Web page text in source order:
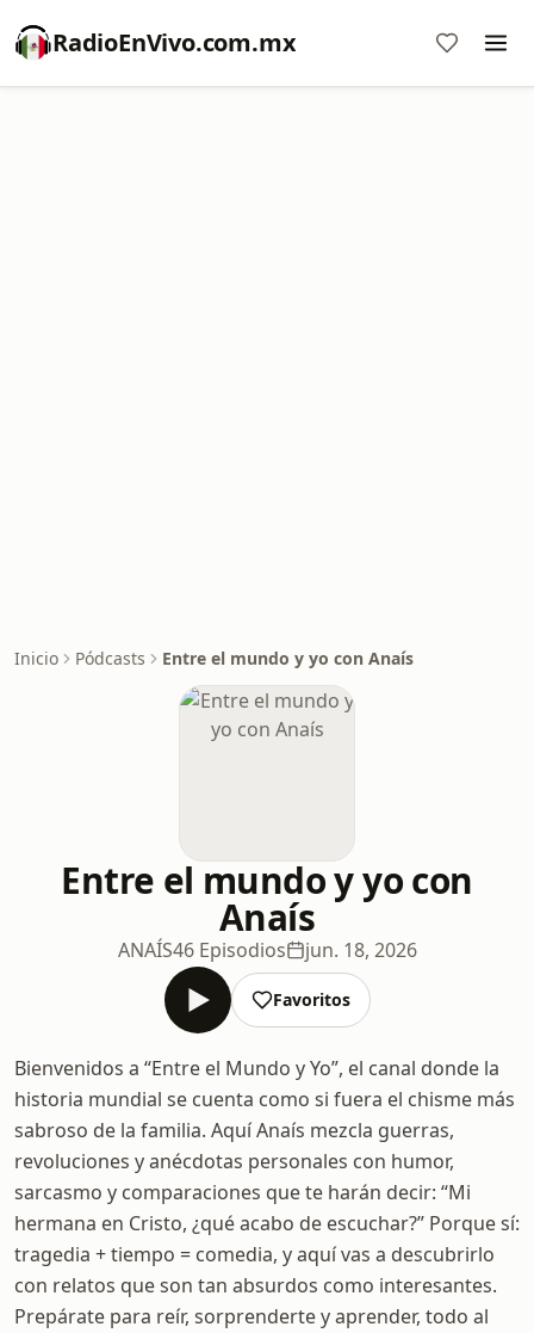
RadioEnVivo.com.mx
Inicio Pódcasts Entre el mundo y yo con Anaís
Entre el mundo y yo con
Anaís
ANAÍS46 Episodios jun. 18, 2026
Favoritos
Bienvenidos a “Entre el Mundo y Yo”, el canal donde la
historia mundial se cuenta como si fuera el chisme más
sabroso de la familia. Aquí Anaís mezcla guerras,
revoluciones y anécdotas personales con humor,
sarcasmo y comparaciones que te harán decir: “Mi
hermana en Cristo, ¿qué acabo de escuchar?” Porque sí:
tragedia + tiempo = comedia, y aquí vas a descubrirlo
con relatos que son tan absurdos como interesantes.
Prepárate para reír, sorprenderte y aprender, todo al